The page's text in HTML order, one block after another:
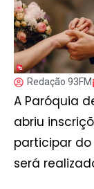
Redação 93FM
A Paróquia
abriu
participar
será